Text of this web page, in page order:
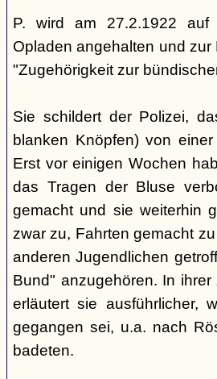
P. wird am 27.2.1922 auf
Opladen angehalten und
"Zugehörigkeit zur
Sie schildert der Polizei,
blanken Knöpfen) von
Erst vor einigen Wochen
das Tragen der Bluse
gemacht und sie weiterhin
zwar zu, Fahrten gemacht
anderen Jugendlichen
Bund" anzugehören. In
erläutert sie ausführlicher,
gegangen sei, u.a. nach
badeten.